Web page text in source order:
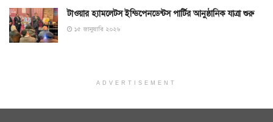
টাওয়ার হ্যামলেটস ইন্ডিপেনডেন্টস পার্টির আনুষ্ঠানিক যাত্রা শুরু
১৫ জানুয়ারি ২০২৬
ADVERTISEMENT